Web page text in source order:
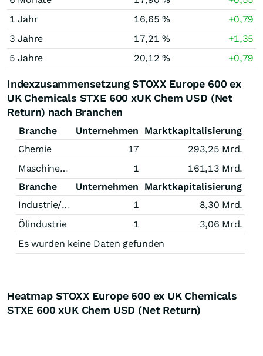
1 Jahr
16,65 %
+0,79
3 Jahre
17,21 %
+1,35
5 Jahre
20,12 % +0,79
Indexzusammensetzung STOXX Europe 600 ex
UK Chemicals STXE 600 xUK Chem USD (Net
Return) nach Branchen
Branche Unternehmen
Marktkapitalisierung
Chemie
17
293,25 Mrd.
Maschinenbau
1
161,13 Mrd.
Branche
Unternehmen
Marktkapitalisierung
Industrie/Mischkonzerne
1
8,30 Mrd.
Ölindustrie
1
3,06 Mrd.
Es wurden keine Daten gefunden
Heatmap STOXX Europe 600 ex UK Chemicals
STXE 600 xUK Chem USD (Net Return)